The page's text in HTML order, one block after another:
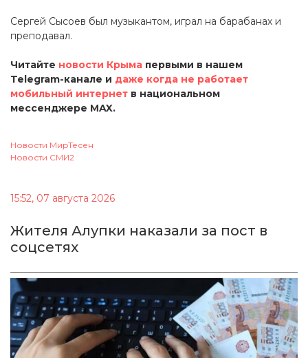
Сергей Сысоев был музыкантом, играл на барабанах и
преподавал.
Читайте новости Крыма первыми в нашем
Telegram-канале и даже когда не работает
мобильный интернет в национальном
мессенджере MAX.
Новости МирТесен
Новости СМИ2
15:52, 07 августа 2026
Жителя Алупки наказали за пост в
соцсетях